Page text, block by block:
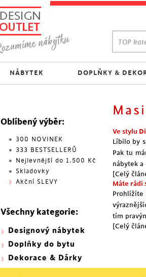
Ve stylu
Líbilo by
Pak tu
nábytek a
[Celý
Máte rádi
Prohlížíte
tím
[Celý
Oblíbený výběr:
300 NOVINEK
333 BESTSELLERŮ
Nejlevnější do 1.500 Kč
Skladovky
Akční SLEVY
Všechny kategorie:
Designový nábytek
Doplňky do bytu
Dekorace & Dárky
TOP
NÁBYTEK DOPLŇKY &